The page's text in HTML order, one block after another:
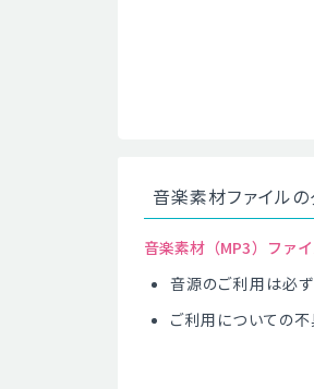
音楽素材ファイル
音楽素材（MP3）ファ
音源のご利用は必
ご利用についての